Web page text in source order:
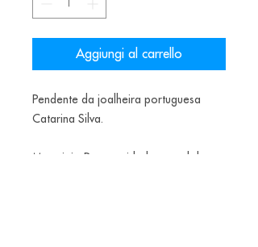
Aggiungi al carrello
Pendente da joalheira portuguesa
Catarina Silva.
Materiais: Prata oxidada, papel de